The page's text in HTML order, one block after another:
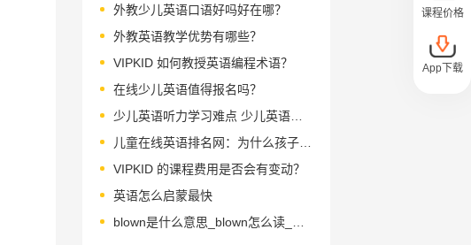
外教少儿英语口语好吗好在哪？
外教英语教学优势有哪些？
VIPKID 如何教授英语编程术语？
在线少儿英语值得报名吗？
少儿英语听力学习难点 少儿英语听力应该怎么样提高
儿童在线英语排名网：为什么孩子的听力不行？
VIPKID 的课程费用是否会有变动？
英语怎么启蒙最快
课程价格
App下载